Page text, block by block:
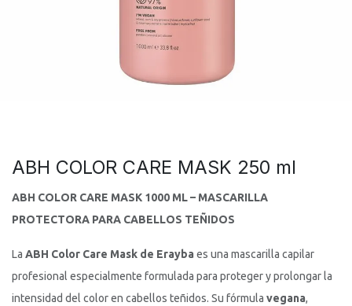
ABH COLOR CARE MASK 250 ml
ABH COLOR CARE MASK 1000 ML – MASCARILLA
PROTECTORA PARA CABELLOS TEÑIDOS
La ABH Color Care Mask de Erayba es una mascarilla capilar
profesional especialmente formulada para proteger y prolongar la
intensidad del color en cabellos teñidos. Su fórmula vegana,